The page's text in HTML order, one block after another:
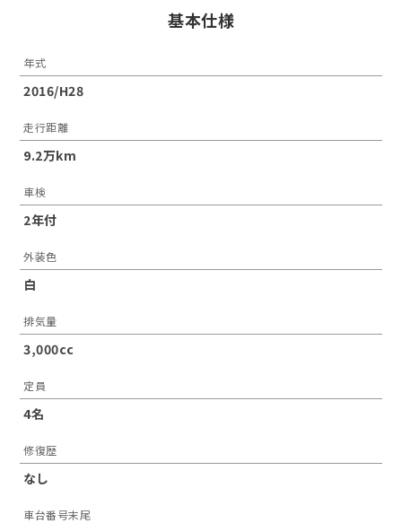
基本仕様
年式
2016/H28
走行距離
9.2万km
車検
2年付
外装色
白
排気量
3,000cc
定員
4名
修復歴
なし
車台番号末尾